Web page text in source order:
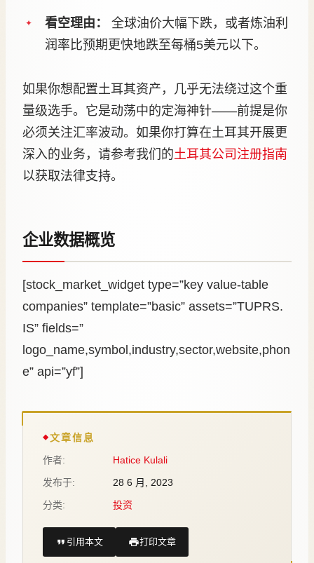
看空理由：
全球油价大幅下跌，或者炼油利
润率比预期更快地跌至每桶5美元以下。
如果你想配置土耳其资产，几乎无法绕过这个重
量级选手。它是动荡中的定海神针——前提是你
必须关注汇率波动。如果你打算在土耳其开展更
深入的业务，请参考我们的土耳其公司注册指南
以获取法律支持。
企业数据概览
[stock_market_widget type=”key value-table
companies” template=”basic” assets=”TUPRS.
IS” fields=”
logo_name,symbol,industry,sector,website,phon
e” api=”yf”]
文章信息
作者:
Hatice Kulali
发布于:
28 6 月, 2023
分类:
投资
引用本文 打印文章